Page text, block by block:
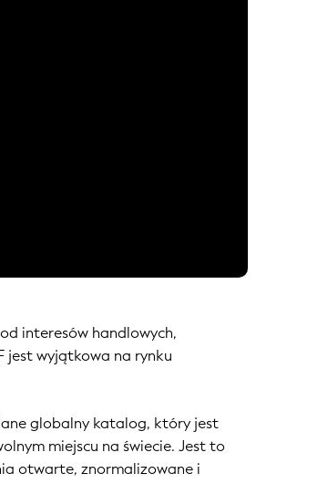
interesów handlowych,
jest wyjątkowa na rynku
globalny katalog, który jest
miejscu na świecie. Jest to
otwarte, znormalizowane i